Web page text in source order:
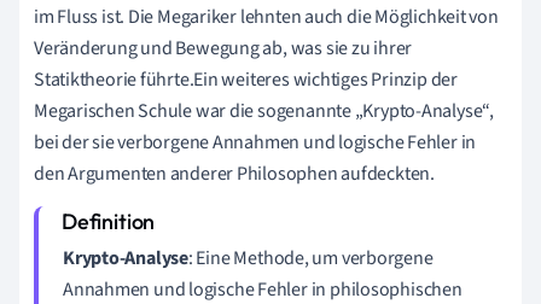
im Fluss ist. Die Megariker lehnten auch die Möglichkeit von
Veränderung und Bewegung ab, was sie zu ihrer
Statiktheorie führte.Ein weiteres wichtiges Prinzip der
Megarischen Schule war die sogenannte „Krypto-Analyse“,
bei der sie verborgene Annahmen und logische Fehler in
den Argumenten anderer Philosophen aufdeckten.
Krypto-Analyse: Eine Methode, um verborgene
Annahmen und logische Fehler in philosophischen